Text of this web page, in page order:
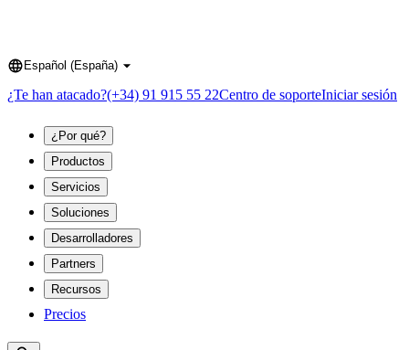
Language
Español (España)
¿Te han atacado?(+34) 91 915 55 22Centro de soporteIniciar sesión
¿Por qué?
Productos
Servicios
Soluciones
Desarrolladores
Partners
Recursos
Precios